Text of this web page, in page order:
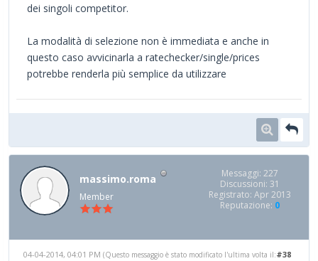
dei singoli competitor.
La modalità di selezione non è immediata e anche in
questo caso avvicinarla a ratechecker/single/prices
potrebbe renderla più semplice da utilizzare
massimo.roma
Member
Messaggi: 227
Discussioni: 31
Registrato: Apr 2013
Reputazione: 0
#38
04-04-2014, 04:01 PM (Questo messaggio è stato modificato l'ultima volta il: